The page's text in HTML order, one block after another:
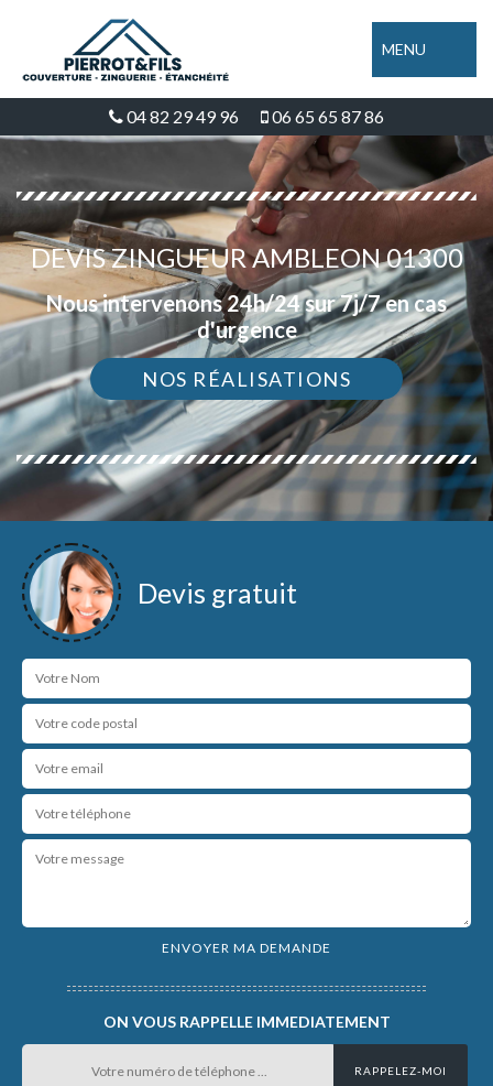
MENU
04 82 29 49 96 06 65 65 87 86
DEVIS ZINGUEUR AMBLEON 01300
Nous intervenons 24h/24 sur 7j/7 en cas
d'urgence
NOS RÉALISATIONS
Devis gratuit
ON VOUS RAPPELLE IMMEDIATEMENT